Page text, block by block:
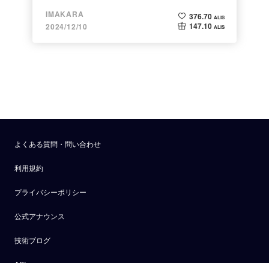
IMAKARA
2024/12/10
376.70 ALIS
147.10 ALIS
よくある質問・問い合わせ
利用規約
プライバシーポリシー
公式アナウンス
技術ブログ